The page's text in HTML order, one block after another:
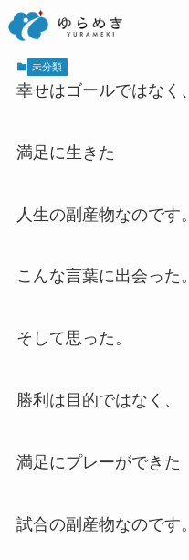
未分類
幸せはゴールではなく、
満足に生きた
人生の副産物なのです。
こんな言葉に出会った。
そして思った。
勝利は目的ではなく、
満足にプレーができた
試合の副産物なのです。